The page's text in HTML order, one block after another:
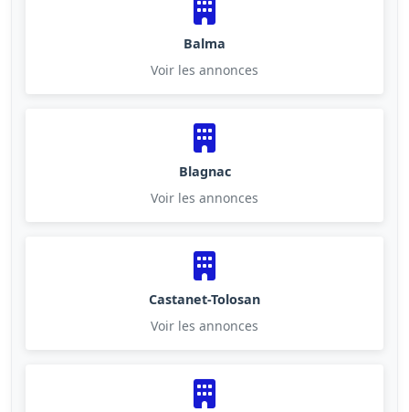
Balma
Voir les annonces
Blagnac
Voir les annonces
Castanet-Tolosan
Voir les annonces